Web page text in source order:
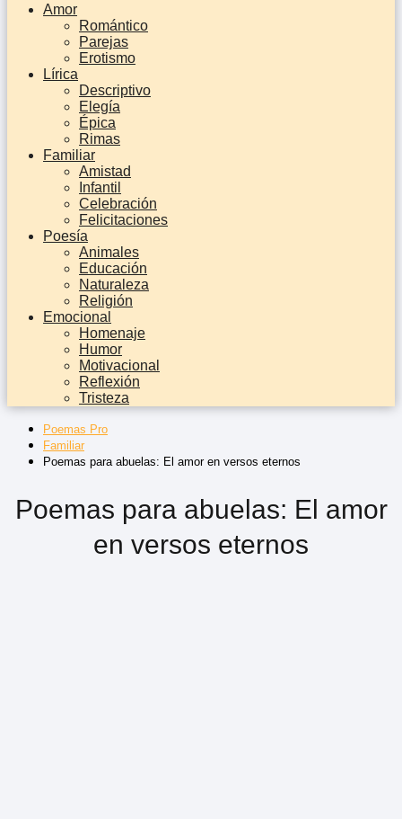
Amor
Romántico
Parejas
Erotismo
Lírica
Descriptivo
Elegía
Épica
Rimas
Familiar
Amistad
Infantil
Celebración
Felicitaciones
Poesía
Animales
Educación
Naturaleza
Religión
Emocional
Homenaje
Humor
Motivacional
Reflexión
Tristeza
Poemas Pro
Familiar
Poemas para abuelas: El amor en versos eternos
Poemas para abuelas: El amor
en versos eternos